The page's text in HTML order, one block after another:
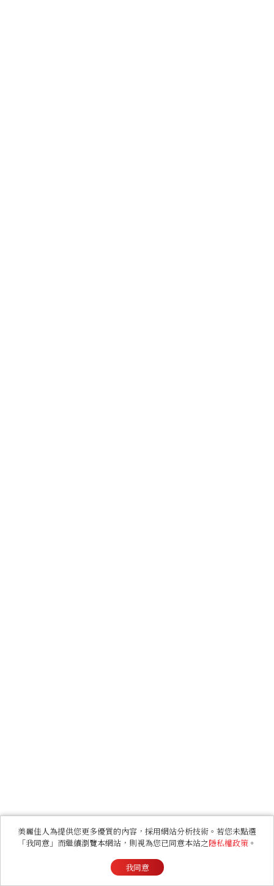
美麗佳人為提供您更多優質的內容，採用網站分析技術。若您未點選
「我同意」而繼續瀏覽本網站，則視為您已同意本站之隱私權政策 。
我同意